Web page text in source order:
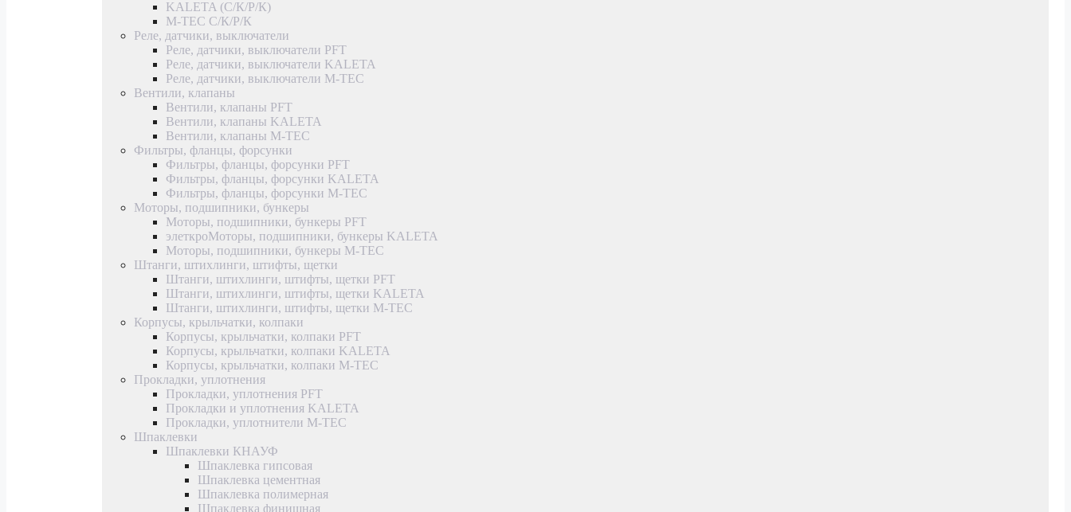
KALETA (С/К/Р/К)
M-TEC С/К/Р/К
Реле, датчики, выключатели
Реле, датчики, выключатели PFT
Реле, датчики, выключатели KALETA
Реле, датчики, выключатели M-TEC
Вентили, клапаны
Вентили, клапаны PFT
Вентили, клапаны KALETA
Вентили, клапаны M-TEC
Фильтры, фланцы, форсунки
Фильтры, фланцы, форсунки PFT
Фильтры, фланцы, форсунки KALETA
Фильтры, фланцы, форсунки M-TEC
Моторы, подшипники, бункеры
Моторы, подшипники, бункеры PFT
элеткроМоторы, подшипники, бункеры KALETA
Моторы, подшипники, бункеры M-TEC
Штанги, штихлинги, штифты, щетки
Штанги, штихлинги, штифты, щетки PFT
Штанги, штихлинги, штифты, щетки KALETA
Штанги, штихлинги, штифты, щетки M-TEC
Корпусы, крыльчатки, колпаки
Корпусы, крыльчатки, колпаки PFT
Корпусы, крыльчатки, колпаки KALETA
Корпусы, крыльчатки, колпаки M-TEC
Прокладки, уплотнения
Прокладки, уплотнения PFT
Прокладки и уплотнения KALETA
Прокладки, уплотнители M-TEC
Шпаклевки
Шпаклевки КНАУФ
Шпаклевка гипсовая
Шпаклевка цементная
Шпаклевка полимерная
Шпаклевка финишная